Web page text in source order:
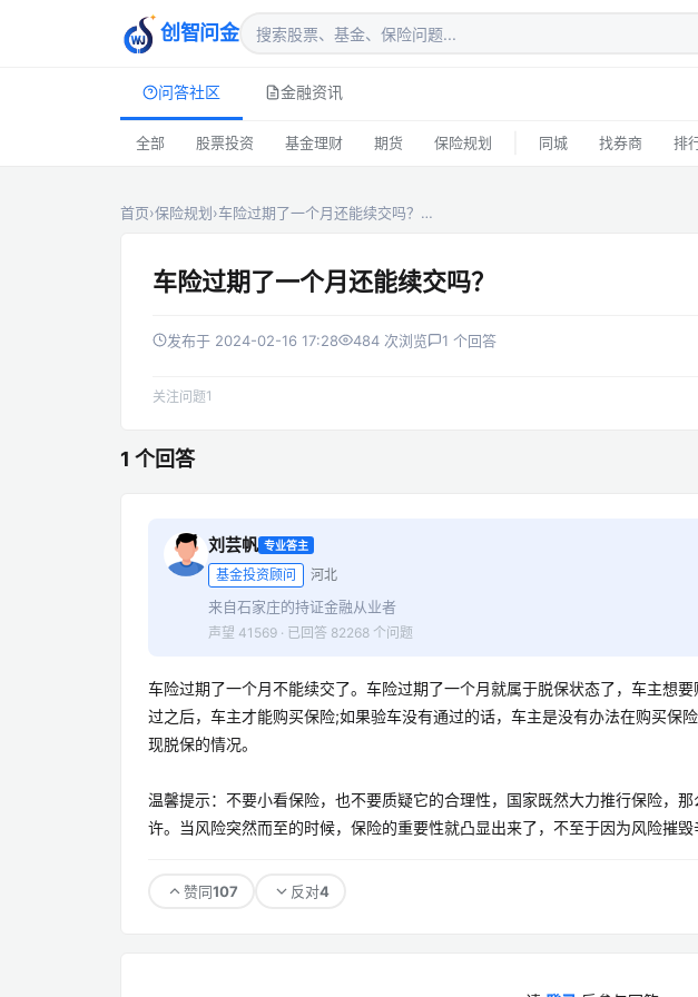
创智问金
问答社区 金融资讯
全部 股票投资 基金理财 期货 保险规划 同城 找券商 排
首页›保险规划›车险过期了一个月还能续交吗？…
车险过期了一个月还能续交吗？
发布于 2024-02-16 17:28 484 次浏览 1 个回答
关注问题1
1 个回答
刘芸帆 专业答主
基金投资顾问 河北
来自石家庄的持证金融从业者
声望 41569 · 已回答 82268 个问题
车险过期了一个月不能续交了。车险过期了一个月就属于脱保状态了，车主想
过之后，车主才能购买保险;如果验车没有通过的话，车主是没有办法在购买保
现脱保的情况。
温馨提示：不要小看保险，也不要质疑它的合理性，国家既然大力推行保险，
许。当风险突然而至的时候，保险的重要性就凸显出来了，不至于因为风险摧毁
赞同107 反对4